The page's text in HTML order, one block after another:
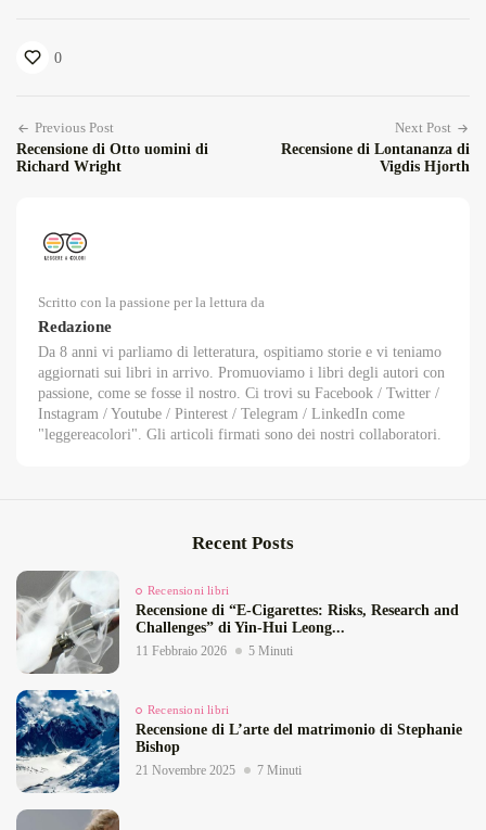
0
Previous Post
Recensione di Otto uomini di
Richard Wright
Next Post
Recensione di Lontananza di
Vigdis Hjorth
Scritto con la passione per la lettura da
Redazione
Da 8 anni vi parliamo di letteratura, ospitiamo storie e vi teniamo
aggiornati sui libri in arrivo. Promuoviamo i libri degli autori con
passione, come se fosse il nostro. Ci trovi su Facebook / Twitter /
Instagram / Youtube / Pinterest / Telegram / LinkedIn come
"leggereacolori". Gli articoli firmati sono dei nostri collaboratori.
Recent Posts
Recensioni libri
Recensione di “E‑Cigarettes: Risks, Research and
Challenges” di Yin‑Hui Leong...
11 Febbraio 2026 5 Minuti
Recensioni libri
Recensione di L’arte del matrimonio di Stephanie
Bishop
21 Novembre 2025 7 Minuti